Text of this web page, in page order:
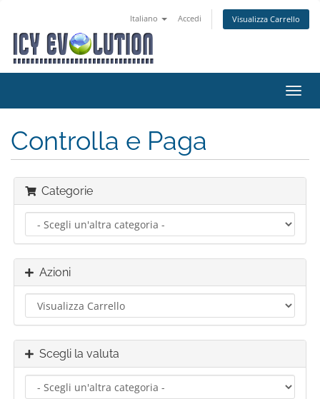
Italiano Accedi Visualizza Carrello
Attiva
Controlla e Paga
Categorie
Azioni
Scegli la valuta